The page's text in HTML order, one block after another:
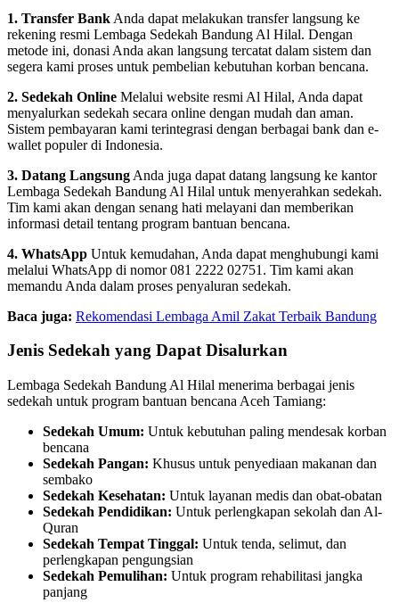
1. Transfer Bank Anda dapat melakukan transfer langsung ke
rekening resmi Lembaga Sedekah Bandung Al Hilal. Dengan
metode ini, donasi Anda akan langsung tercatat dalam sistem dan
segera kami proses untuk pembelian kebutuhan korban bencana.
2. Sedekah Online Melalui website resmi Al Hilal, Anda dapat
menyalurkan sedekah secara online dengan mudah dan aman.
Sistem pembayaran kami terintegrasi dengan berbagai bank dan e-
wallet populer di Indonesia.
3. Datang Langsung Anda juga dapat datang langsung ke kantor
Lembaga Sedekah Bandung Al Hilal untuk menyerahkan sedekah.
Tim kami akan dengan senang hati melayani dan memberikan
informasi detail tentang program bantuan bencana.
4. WhatsApp Untuk kemudahan, Anda dapat menghubungi kami
melalui WhatsApp di nomor 081 2222 02751. Tim kami akan
memandu Anda dalam proses penyaluran sedekah.
Baca juga: Rekomendasi Lembaga Amil Zakat Terbaik Bandung
Jenis Sedekah yang Dapat Disalurkan
Lembaga Sedekah Bandung Al Hilal menerima berbagai jenis
sedekah untuk program bantuan bencana Aceh Tamiang:
Sedekah Umum: Untuk kebutuhan paling mendesak korban
bencana
Sedekah Pangan: Khusus untuk penyediaan makanan dan
sembako
Sedekah Kesehatan: Untuk layanan medis dan obat-obatan
Sedekah Pendidikan: Untuk perlengkapan sekolah dan Al-
Quran
Sedekah Tempat Tinggal: Untuk tenda, selimut, dan
perlengkapan pengungsian
Sedekah Pemulihan: Untuk program rehabilitasi jangka
panjang